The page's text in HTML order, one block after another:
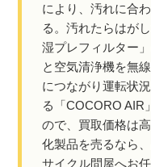
により、汚れに合
る。汚れたらはが
湿プレフィルター
と空気清浄機を無
につながり運転状
る「COCORO AIR
ので、買取価格は
化製品を売るなら
サイクル問屋へお